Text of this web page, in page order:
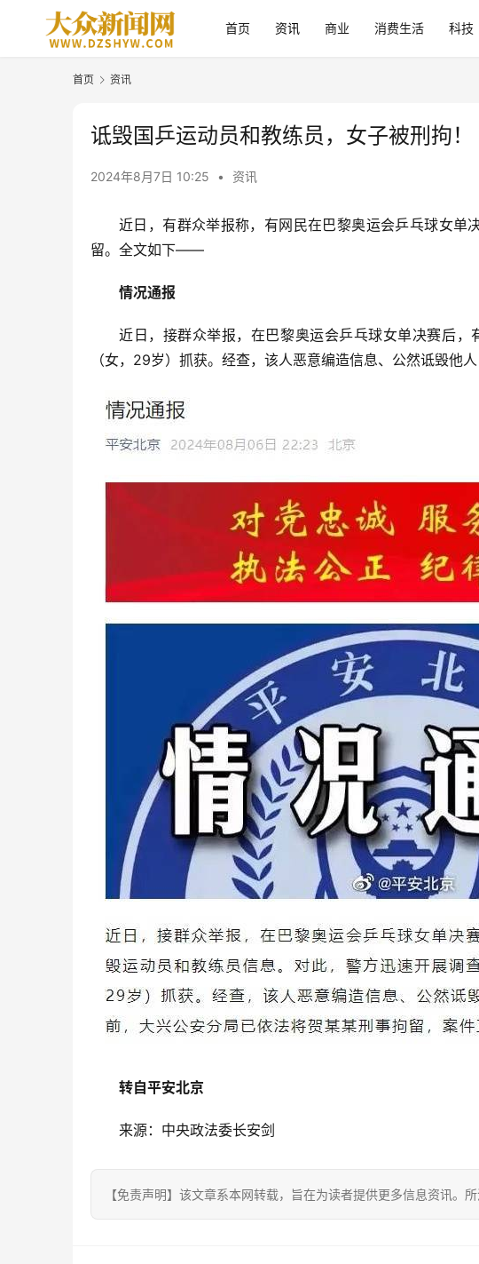
首页 资讯 商业 消费生活 科技
首页 资讯
诋毁国乒运动员和教练员，女子被刑拘！
2024年8月7日 10:25 • 资讯
近日，有群众举报称，有网民在巴黎奥运会乒乓球女
留。全文如下——
情况通报
近日，接群众举报，在巴黎奥运会乒乓球女单决赛后
（女，29岁）抓获。经查，该人恶意编造信息、公然诋毁他人
转自平安北京
来源：中央政法委长安剑
【免责声明】该文章系本网转载，旨在为读者提供更多信息资讯。